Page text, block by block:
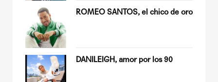
ROMEO SANTOS, el chico de oro
DANILEIGH, amor por los 90